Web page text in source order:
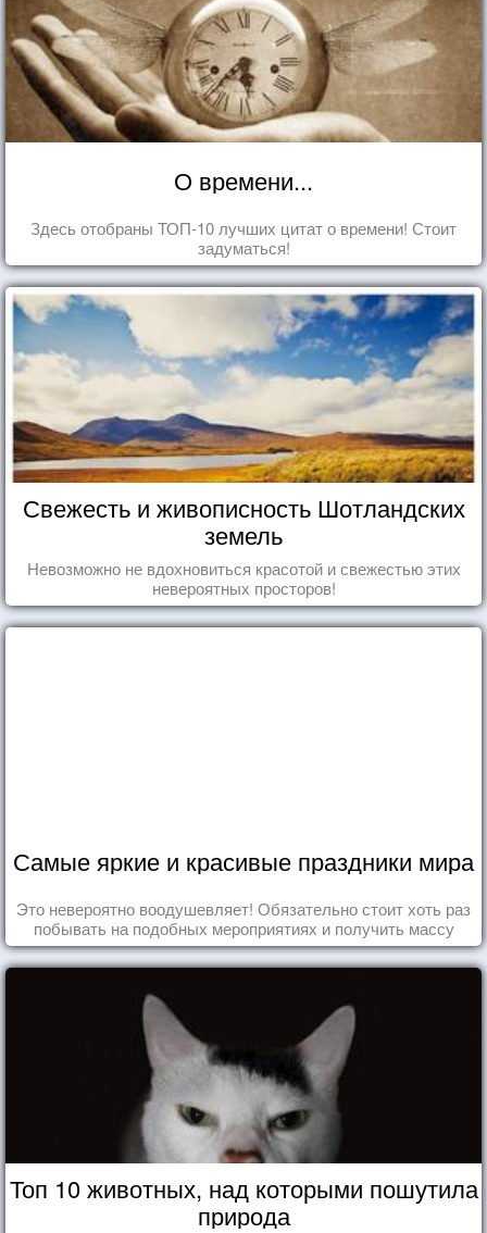
О времени...
Здесь отобраны ТОП-10 лучших цитат о времени! Стоит
задуматься!
Свежесть и живописность Шотландских
земель
Невозможно не вдохновиться красотой и свежестью этих
невероятных просторов!
Самые яркие и красивые праздники мира
Это невероятно воодушевляет! Обязательно стоит хоть раз
побывать на подобных мероприятиях и получить массу
впечатлений!
Топ 10 животных, над которыми пошутила
природа